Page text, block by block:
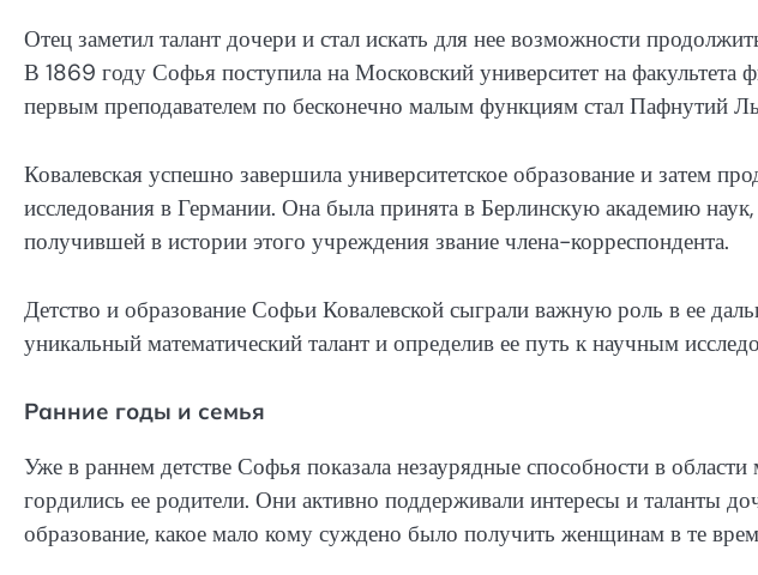
Отец заметил талант дочери и стал искать для нее возможности
В 1869 году Софья поступила на Московский университет на факультета
первым преподавателем по бесконечно малым функциям стал Пафнутий
Ковалевская успешно завершила университетское образование и затем
исследования в Германии. Она была принята в Берлинскую академию
получившей в истории этого учреждения звание члена-корреспондента.
Детство и образование Софьи Ковалевской сыграли важную роль в ее
уникальный математический талант и определив ее путь к научным
Ранние годы и семья
Уже в раннем детстве Софья показала незаурядные способности в области
гордились ее родители. Они активно поддерживали интересы и таланты
образование, какое мало кому суждено было получить женщинам в те